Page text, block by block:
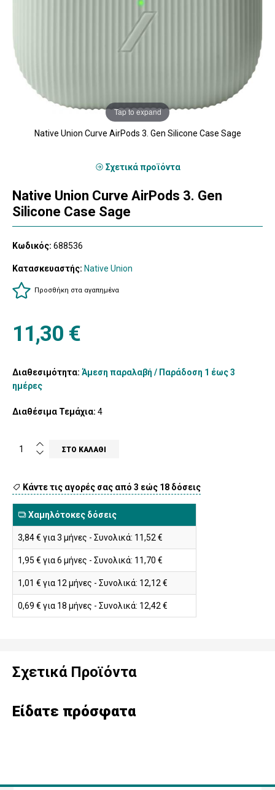
Tap to expand
Native Union Curve AirPods 3. Gen Silicone Case Sage
Σχετικά προϊόντα
Native Union Curve AirPods 3. Gen
Silicone Case Sage
Κωδικός: 688536
Κατασκευαστής: Native Union
Προσθήκη στα αγαπημένα
11,30 €
Διαθεσιμότητα: Άμεση παραλαβή / Παράδoση 1 έως 3
ημέρες
Διαθέσιμα Τεμάχια: 4
Κάντε τις αγορές σας από 3 εώς 18 δόσεις
Χαμηλότοκες δόσεις
3,84 € για 3 μήνες - Συνολικά: 11,52 €
1,95 € για 6 μήνες - Συνολικά: 11,70 €
1,01 € για 12 μήνες - Συνολικά: 12,12 €
0,69 € για 18 μήνες - Συνολικά: 12,42 €
Σχετικά Προϊόντα
Είδατε πρόσφατα